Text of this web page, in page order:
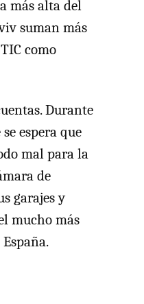
más alta del
suman más
como
Durante
espera que
mal para la
de
garajes y
mucho más